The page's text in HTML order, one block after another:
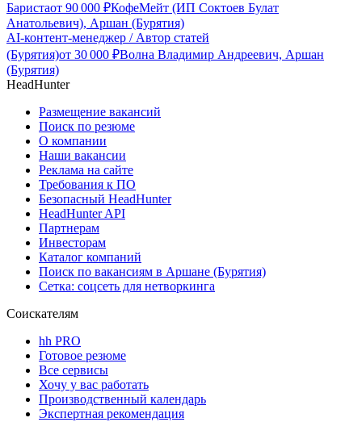
Баристаот 90 000 ₽КофеМейт (ИП Соктоев Булат
Анатольевич), Аршан (Бурятия)
AI-контент-менеджер / Автор статей
(Бурятия)от 30 000 ₽Волна Владимир Андреевич, Аршан
(Бурятия)
HeadHunter
Размещение вакансий
Поиск по резюме
О компании
Наши вакансии
Реклама на сайте
Требования к ПО
Безопасный HeadHunter
HeadHunter API
Партнерам
Инвесторам
Каталог компаний
Поиск по вакансиям в Аршане (Бурятия)
Сетка: соцсеть для нетворкинга
Соискателям
hh PRO
Готовое резюме
Все сервисы
Хочу у вас работать
Производственный календарь
Экспертная рекомендация